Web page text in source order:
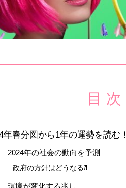
目 次
年春分図から1年の運勢を読む！
2024年の社会の動向を予測
政府の方針はどうなる⁈
環境が変化する兆し